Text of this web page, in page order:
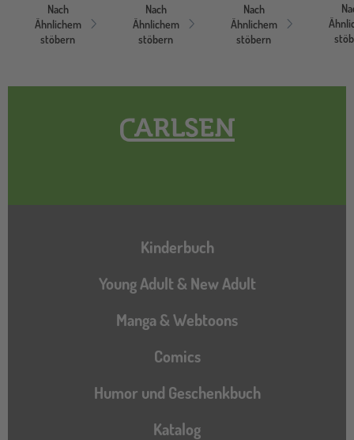
Nach
Ähnlichem
stöbern
Nach
Ähnlichem
stöbern
Nach
Ähnlichem
stöbern
Hauptnavigation
Kinderbuch
Young Adult & New Adult
Manga & Webtoons
Comics
Humor und Geschenkbuch
Katalog
Katalog